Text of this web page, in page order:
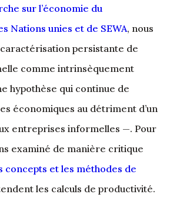
sur l’économie du
Nations unies et de SEWA, nous
persistante de
comme intrinsèquement
hypothèse qui continue de
économiques au détriment d’un
entreprises informelles —. Pour
examiné de manière critique
concepts et les méthodes de
les calculs de productivité.